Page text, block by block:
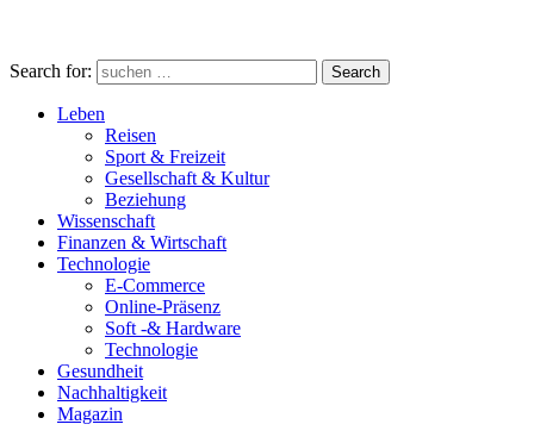
Search for: Search
Leben
Reisen
Sport & Freizeit
Gesellschaft & Kultur
Beziehung
Wissenschaft
Finanzen & Wirtschaft
Technologie
E-Commerce
Online-Präsenz
Soft -& Hardware
Technologie
Gesundheit
Nachhaltigkeit
Magazin